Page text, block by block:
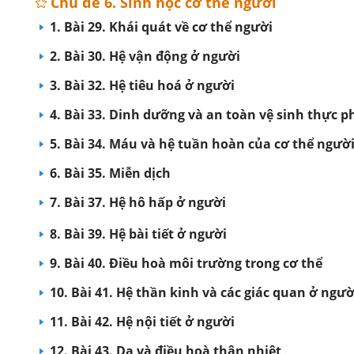
1. Bài 29. Khái quát về cơ thể người
2. Bài 30. Hệ vận động ở người
3. Bài 32. Hệ tiêu hoá ở người
4. Bài 33. Dinh dưỡng và an toàn vệ sinh thực
5. Bài 34. Máu và hệ tuần hoàn của cơ thể người
6. Bài 35. Miễn dịch
7. Bài 37. Hệ hô hấp ở người
8. Bài 39. Hệ bài tiết ở người
9. Bài 40. Điều hoà môi trường trong cơ thể
10. Bài 41. Hệ thần kinh và các giác quan ở
11. Bài 42. Hệ nội tiết ở người